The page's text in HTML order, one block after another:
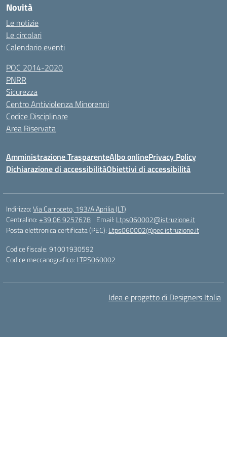
Novità
Le notizie
Le circolari
Calendario eventi
POC 2014-2020
PNRR
Sicurezza
Centro Antiviolenza Minorenni
Codice Disciplinare
Area Riservata
Amministrazione TrasparenteAlbo onlinePrivacy Policy
Dichiarazione di accessibilitàObiettivi di accessibilità
Indirizzo:Via Carroceto, 193/A Aprilia (LT)
Centralino:+39 06 9257678 Email: Ltps060002@istruzione.it
Posta elettronica certificata (PEC): Ltps060002@pec.istruzione.it
Codice fiscale: 91001930592
Codice meccanografico: LTPS060002
Idea e progetto di Designers Italia